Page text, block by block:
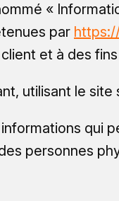
«
par
et à des
utilisant le site
qui
personnes